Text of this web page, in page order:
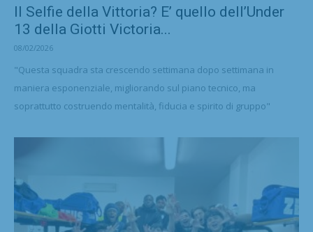
Il Selfie della Vittoria? E’ quello dell’Under
13 della Giotti Victoria...
08/02/2026
"Questa squadra sta crescendo settimana dopo settimana in
maniera esponenziale, migliorando sul piano tecnico, ma
soprattutto costruendo mentalità, fiducia e spirito di gruppo"